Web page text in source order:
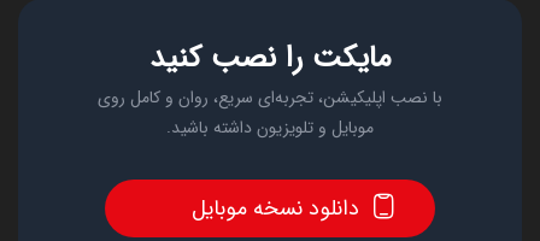
مایکت را نصب کنید
با نصب اپلیکیشن، تجربه‌ای سریع، روان و کامل روی
موبایل و تلویزیون داشته باشید.
دانلود نسخه موبایل